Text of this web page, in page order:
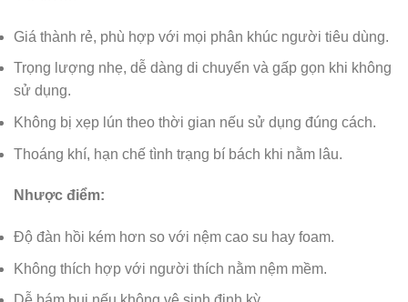
Giá thành rẻ, phù hợp với mọi phân khúc người tiêu dùng.
Trọng lượng nhẹ, dễ dàng di chuyển và gấp gọn khi không
sử dụng.
Không bị xẹp lún theo thời gian nếu sử dụng đúng cách.
Thoáng khí, hạn chế tình trạng bí bách khi nằm lâu.
Nhược điểm:
Độ đàn hồi kém hơn so với nệm cao su hay foam.
Không thích hợp với người thích nằm nệm mềm.